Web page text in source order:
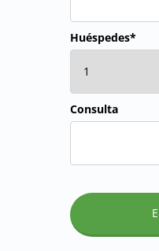
Huéspedes*
Consulta